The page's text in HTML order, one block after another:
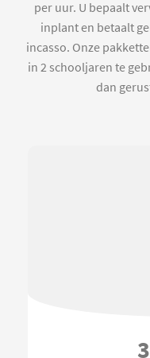
per uur. U bepaalt
inplant en betaalt
incasso. Onze
in 2 schooljaren te
dan